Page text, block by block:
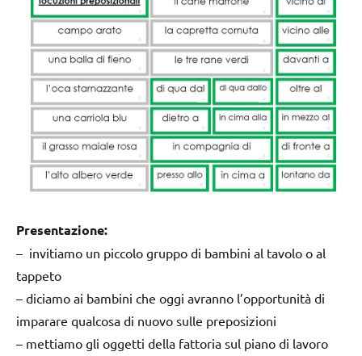
Presentazione:
– invitiamo un piccolo gruppo di bambini al tavolo o al
tappeto
– diciamo ai bambini che oggi avranno l’opportunità di
imparare qualcosa di nuovo sulle preposizioni
– mettiamo gli oggetti della fattoria sul piano di lavoro